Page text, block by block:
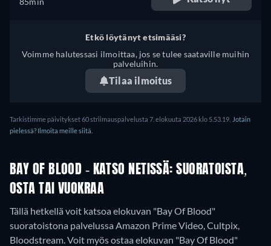
Etkö löytänyt etsimääsi?
Voimme halutessasi ilmoittaa, jos se tulee saataville muihin
palveluihin.
Tilaa ilmoitus
Tarkistimme päivitykset 60 striimauspalvelusta 7. elokuuta 2026 klo 5.53.19. Jotain
pielessä? Ilmoita meille siitä.
BAY OF BLOOD - KATSO NETISSÄ: SUORATOISTA,
OSTA TAI VUOKRAA
Tällä hetkellä voit katsoa elokuvan "Bay Of Blood"
suoratoistona palvelussa Amazon Prime Video, Cultpix,
Bloodstream. Voit myös ostaa elokuvan "Bay Of Blood"